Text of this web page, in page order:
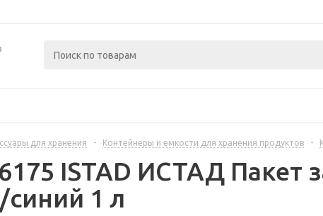
для хранения - Контейнеры и емкости для хранения продуктов -
ISTAD ИСТАД Пакет
1 л